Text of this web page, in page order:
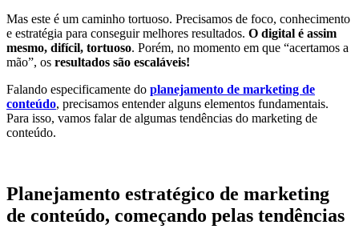
Mas este é um caminho tortuoso. Precisamos de foco, conhecimento
e estratégia para conseguir melhores resultados. O digital é assim
mesmo, difícil, tortuoso. Porém, no momento em que “acertamos a
mão”, os resultados são escaláveis!
Falando especificamente do planejamento de marketing de
conteúdo, precisamos entender alguns elementos fundamentais.
Para isso, vamos falar de algumas tendências do marketing de
conteúdo.
Planejamento estratégico de marketing
de conteúdo, começando pelas tendências